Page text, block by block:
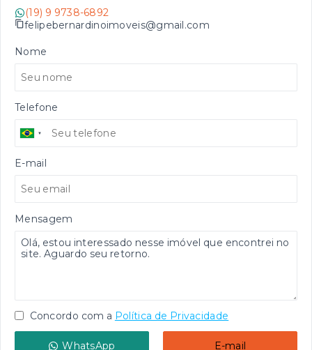
(19) 9 9738-6892
felipebernardinoimoveis@gmail.com
Nome
Telefone
E-mail
Mensagem
Concordo com a Política de Privacidade
WhatsApp E-mail